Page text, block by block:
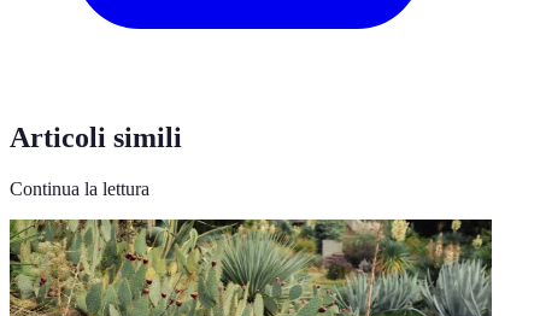
Articoli simili
Continua la lettura